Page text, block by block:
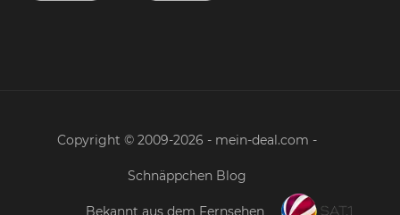
Copyright © 2009-2026 - mein-deal.com -
Schnäppchen Blog
Bekannt aus dem Fernsehen